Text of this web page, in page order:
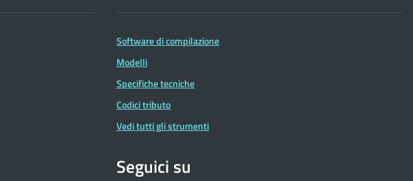
Software di compilazione
Modelli
Specifiche tecniche
Codici tributo
Vedi tutti gli strumenti
Seguici su